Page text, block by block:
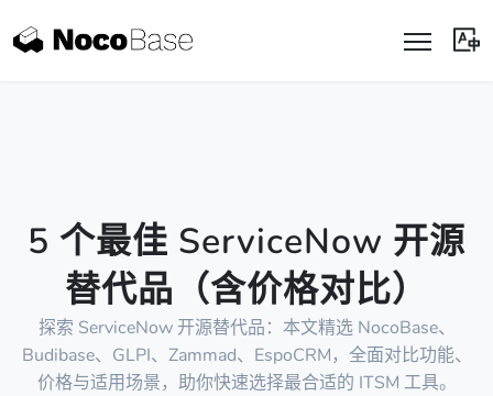
5 个最佳 ServiceNow 开源
替代品（含价格对比）
探索 ServiceNow 开源替代品：本文精选 NocoBase、
Budibase、GLPI、Zammad、EspoCRM，全面对比功能、
价格与适用场景，助你快速选择最合适的 ITSM 工具。